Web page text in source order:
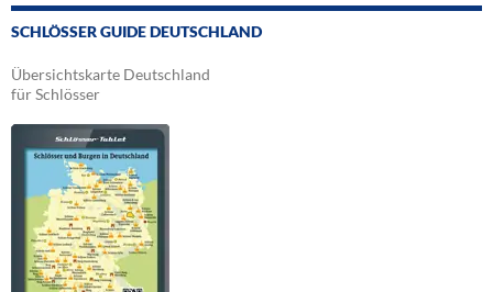
SCHLÖSSER GUIDE DEUTSCHLAND
Übersichtskarte Deutschland
für Schlösser